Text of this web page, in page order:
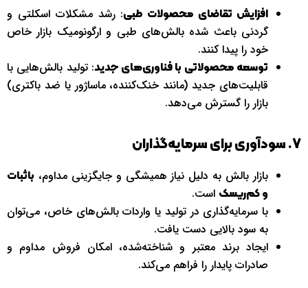
افزایش تقاضای محصولات طبی: رشد مشکلات اسکلتی و
گردنی باعث شده بالش‌های طبی و ارگونومیک بازار خاص
خود را پیدا کنند.
توسعه محصولاتی با فناوری‌های جدید: تولید بالش‌هایی با
قابلیت‌های جدید (مانند خنک‌کننده، ماساژور یا ضد باکتری)
بازار را گسترش می‌دهد.
7. سودآوری برای سرمایه‌گذاران
بازار بالش به دلیل نیاز همیشگی و جایگزینی مداوم، باثبات
و کم‌ریسک است.
با سرمایه‌گذاری در تولید یا واردات بالش‌های خاص، می‌توان
به سود بالایی دست یافت.
ایجاد برند معتبر و شناخته‌شده، امکان فروش مداوم و
صادرات پایدار را فراهم می‌کند.